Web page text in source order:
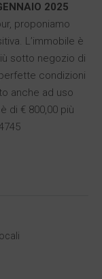
2025
proponiamo
L’immobile è
sotto negozio di
condizioni
anche ad uso
di € 800,00 più
Locali